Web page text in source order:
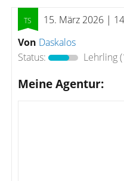
15. März 2026 |
Von Daskalos
Status:
Lehrling
Meine Agentur: